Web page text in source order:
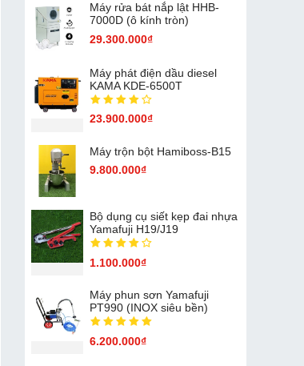
Máy rửa bát nắp lật HHB-
7000D (ô kính tròn)
29.300.000₫
Máy phát điện dầu diesel
KAMA KDE-6500T
23.900.000₫
Máy trộn bột Hamiboss-B15
9.800.000₫
Bộ dụng cụ siết kẹp đai nhựa
Yamafuji H19/J19
1.100.000₫
Máy phun sơn Yamafuji
PT990 (INOX siêu bền)
6.200.000₫